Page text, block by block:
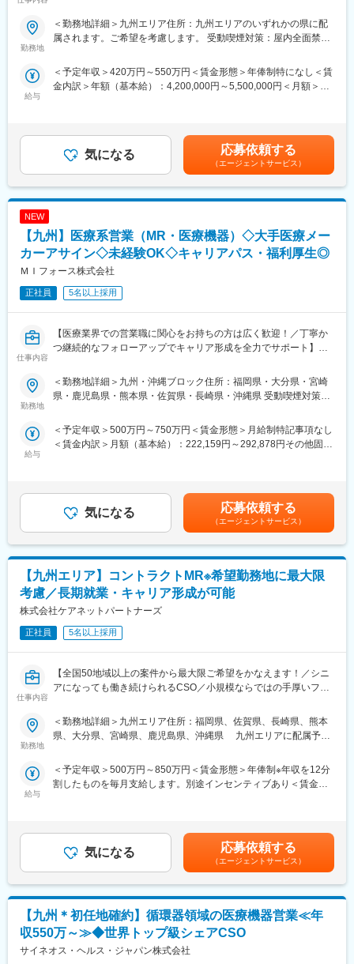
■IT特化型
PJTによってリモートMRという形態があることはもちろん、それ
例えば、効果的なリモートディテールの研修は全員受講頂くこと
が出来、そのほかにもmyMR君などのシステムを戦略的に活用す
変更の範囲：会社の定める業務
■概要：
入社後は配属前研修を受けたのち、当社クライアントである医療
カテーテル、検査機器、電子カルテ、中には医療系Saas製品など
少しでも医療業界でキャリア形成したい！というお気持ちのある
方はカジュアル面談からの参加でも構いませんので一度ご応募く
ださい！
他では見かけないような大手メーカーの案件や最先端製品の案件
を保有しています。また、原則的に一時的な補充要員としてでは
なく将来的なメーカーへの転籍（メーカー雇用への切り替え）も
視野に入れた内容でPJを受諾しています。これを可能にしている
背景としては、他社CSOに比べて、比較的少数規模を保って運営
を行っているからこそプロジェクトマネージャーの目が行き届く
■入社後も強力なバックアップを受けられます！
があればいつでも連絡できる距離感です。1～2カ月に一度の面談
も実施しており、日々の業務だけでなく中長期的な視点での相談
制度により、キャリアや年収アップに向けた目標を定めやすい環
境です。
ています。これも比較的少数規模に抑えて運営を行っているから
こそ実現ができていることであり、強みの部分です。
■数字で見るEPファーマライン（2025年10月時点）：
・従業員数1400名以上／入社3年以内の離職率6%
・男女比4:6
・有給取得率70%
・産休産後休暇取得率100%／育休復帰率95%
・医療系有資格者：1040名在籍
・従業員平均年齢：従業員平均年齢37.1歳
勤務地
＜勤務地詳細＞九州エリア住所：九州エリアのいずれかの県に配
属されます。ご希望を考慮します。 受動喫煙対策：屋内全面禁煙
給与
＜予定年収＞420万円～550万円＜賃金形態＞年俸制特になし＜賃
金内訳＞年額（基本給）：4,200,000円～5,500,000円＜月額＞
気になる 応募依頼する
（エージェントサービス）
NEW
【九州】医療系営業（MR・医療機器）◇大手医療メー
カーアサイン◇未経験OK◇キャリアパス・福利厚生◎
ＭＩフォース株式会社
正社員 5名以上採用
仕事内容
【医療業界での営業職に関心をお持ちの方は広く歓迎！／丁寧か
つ継続的なフォローアップでキャリア形成を全力でサポート】
■業務内容：
医療系総合職として製薬メーカーや医療機器メーカー等業務を委
クトへアサイン予定です。グローバルトップメーカーなど様々な
PJTに携わる事が出来ます。
◎医療機器営業
医師や医療機器を扱う医療従事者に医療機器の情報提供や販売を
行います。販売だけでなく、実際使用する際のトレーニングサポ
ートやアフターフォローまで手掛けることが特徴で、医療の現場
を実感できる活動ができます。
◎MR（医薬情報担当者）
医師や薬剤師、看護師など医療従事者に医薬品の効果や副作用な
どの情報提供や情報収集を行います。患者さんのQOL改善に向
け、日々最新情報を学習し医療の一旦を担う専門性の高い活動が
できます。
入社後は導入研修を受講。アサイン先企業の研修などフォロー体
制は万全で、医療機器営業に必要な製品知識や業界の知識は入社
■ＭＩフォースの魅力：
ーがきめ細やかにフォローしますので、いつでも自信を持って営
業活動が行えます。
ができ、PMとして顧客や医師とレベルの高い関係を築くことも、
本社で事業企画や採用、社員の育成などに関わることも可能で
す。複数のプロジェクトを経験し、新たなキャリアに挑戦してい
くことを期待しています。
■勤務地：
（1）北海道：北海道
（2）東北：青森・秋田・岩手・山形・宮城・福島
（3）関東：東京・神奈川・千葉・埼玉・茨城・栃木・群馬
勤務地
＜勤務地詳細＞九州・沖縄ブロック住所：福岡県・大分県・宮崎
県・鹿児島県・熊本県・佐賀県・長崎県・沖縄県 受動喫煙対策：
含む）
給与
＜予定年収＞500万円～750万円＜賃金形態＞月給制特記事項なし
＜賃金内訳＞月額（基本給）：222,159円～292,878円その他固定
含む）＜昇給有無＞有＜残業手当＞有＜給与補足＞業績に応じて
インセンティブあり賃金はあくまでも目安の金額であり、選考を
通じて上下する可能性があります。月給(月額)は固定手当を含めた
表記です。
気になる 応募依頼する
（エージェントサービス）
【九州エリア】コントラクトMR※希望勤務地に最大限
考慮／長期就業・キャリア形成が可能
株式会社ケアネットパートナーズ
正社員 5名以上採用
仕事内容
【全国50地域以上の案件から最大限ご希望をかなえます！／シニ
アになっても働き続けられるCSO／小規模ならではの手厚いフォ
■業務内容：
して医薬品情報の伝達や、安全性や有効性情報をご提供いただき
ます。有効性について情報の収集と会社への報告業務もお願いい
件から勤務地をご提案させていただきます。年収は現職考慮（モ
デル年収：20代650万、40代後半850万）領域を変えてのPJT打診
も可能です。また、無期雇用派遣となるため、ＰＪＴの期間外も
ベース給与は保証いたします。
■MRとして働く魅力
（1）最大限希望を考慮します：
全国50地域以上のPJTからご提案し、なるべくご希望の勤務地に
アサインが可能です。また、次の契約での再配属の際の地域もし
勤務地
＜勤務地詳細＞九州エリア住所：福岡県、佐賀県、長崎県、熊本
県、大分県、宮崎県、鹿児島県、沖縄県 九州エリアに配属予定
給与
＜予定年収＞500万円～850万円＜賃金形態＞年俸制※年収を12分
割したものを毎月支給します。別途インセンティブあり＜賃金内
円（12分割）（一律手当を含む）＜昇給有無＞有＜残業手当＞有
＜給与補足＞※面接を通して、ご経験やスキルにより当社規定に基
づき決定いたします。■昇給、インセンティブあり■モデル年収：
20代650万、40代後半850万賃金はあくまでも目安の金額であ
り、選考を通じて上下する可能性があります。月給(月額)は固定手
当を含めた表記です。
気になる 応募依頼する
（エージェントサービス）
【九州＊初任地確約】循環器領域の医療機器営業≪年
収550万～≫◆世界トップ級シェアCSO
サイネオス・ヘルス・ジャパン株式会社